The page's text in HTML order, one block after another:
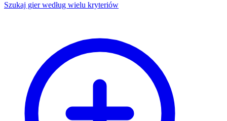
Szukaj gier według wielu kryteriów